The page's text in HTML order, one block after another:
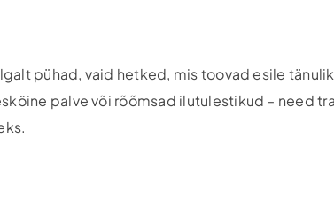
pühad, vaid hetked, mis toovad esile
palve või rõõmsad ilutulestikud – need